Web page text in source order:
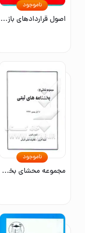
اصول قراردادهای بازرگانی بین‌المللی
ناموجود
مجموعه محشای بخشنامه‌های ثبتی به انضمام آرای وحدت رویه کانون سردفتران و دفتریاران تا پانزدهم مرداد 1398
ناموجود